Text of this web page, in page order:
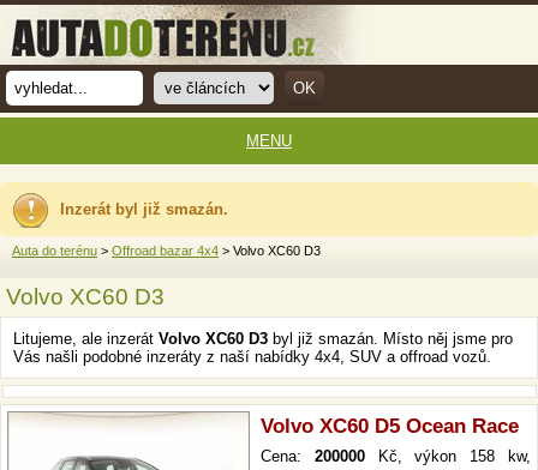
Inzerát byl již smazán.
Auta do terénu > Offroad bazar 4x4 > Volvo XC60 D3
Volvo XC60 D3
Litujeme, ale inzerát Volvo XC60 D3 byl již smazán. Místo něj jsme pro
Vás našli podobné inzeráty z naší nabídky 4x4, SUV a offroad vozů.
Volvo XC60 D5 Ocean Race
Cena: 200000Kč, výkon 158 kw,
MENU